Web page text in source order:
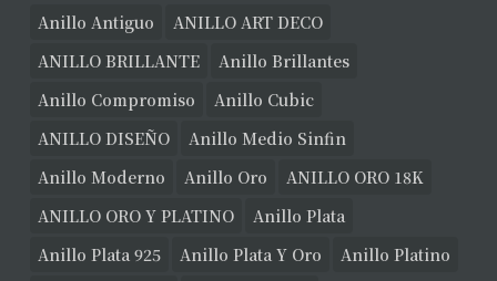
Anillo Antiguo
ANILLO ART DECO
ANILLO BRILLANTE
Anillo Brillantes
Anillo Compromiso
Anillo Cubic
ANILLO DISEÑO
Anillo Medio Sinfin
Anillo Moderno
Anillo Oro
ANILLO ORO 18K
ANILLO ORO Y PLATINO
Anillo Plata
Anillo Plata 925
Anillo Plata Y Oro
Anillo Platino